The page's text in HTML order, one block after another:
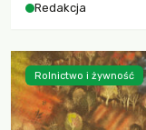
Redakcja
Rolnictwo i żywność